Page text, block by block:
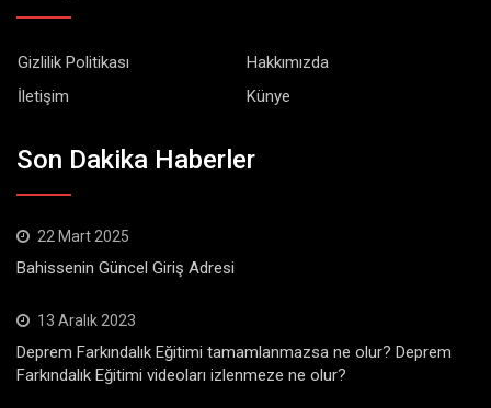
Gizlilik Politikası
Hakkımızda
İletişim
Künye
Son Dakika Haberler
22 Mart 2025
Bahissenin Güncel Giriş Adresi
13 Aralık 2023
Deprem Farkındalık Eğitimi tamamlanmazsa ne olur? Deprem
Farkındalık Eğitimi videoları izlenmeze ne olur?